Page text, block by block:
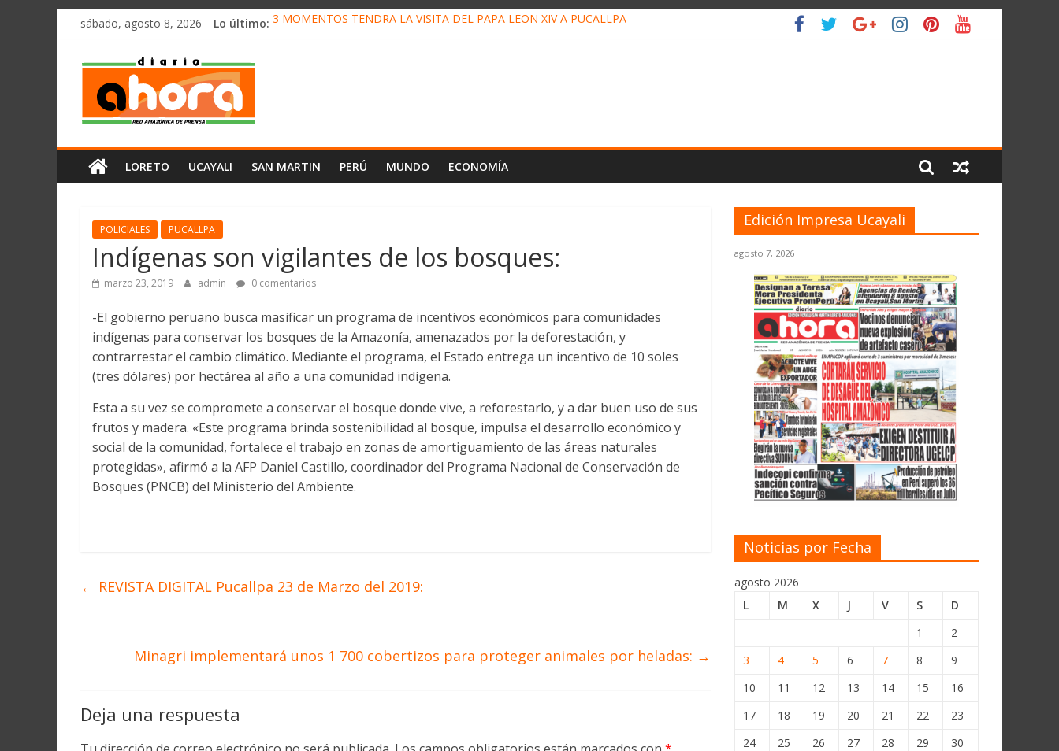
олимп казино
Saltarsábado, agosto 8, 2026 Lo último: 3 MOMENTOS TENDRÁ LA VISITA DEL PAPA LEÓN XIV A PUCALLPA
Diario
Ahora
Cadena
Amazónica
de
Noticias
del
Perú,
Mundo
Ucayali,
San
Martín
LORETO UCAYALI SAN MARTIN PERÚ MUNDO ECONOMÍA
POLICIALES PUCALLPA
Indígenas son vigilantes de los bosques:
marzo 23, 2019 admin 0 comentarios
-El gobierno peruano busca masificar un programa de incentivos económicos para comunidades
indígenas para conservar los bosques de la Amazonía, amenazados por la deforestación, y
contrarrestar el cambio climático. Mediante el programa, el Estado entrega un incentivo de 10 soles
(tres dólares) por hectárea al año a una comunidad indígena.
Esta a su vez se compromete a conservar el bosque donde vive, a reforestarlo, y a dar buen uso de sus
frutos y madera. «Este programa brinda sostenibilidad al bosque, impulsa el desarrollo económico y
social de la comunidad, fortalece el trabajo en zonas de amortiguamiento de las áreas naturales
protegidas», afirmó a la AFP Daniel Castillo, coordinador del Programa Nacional de Conservación de
Bosques (PNCB) del Ministerio del Ambiente.
← REVISTA DIGITAL Pucallpa 23 de Marzo del 2019:
Minagri implementará unos 1 700 cobertizos para proteger animales por heladas: →
Deja una respuesta
Edición Impresa Ucayali
agosto 7, 2026
Noticias por Fecha
agosto 2026
L
M X J V S
D
1
2
3
4 5 6 7 8
9
10
11 12 13 14 15
16
17
18 19 20 21 22
23
24
25 26 27 28 29
30